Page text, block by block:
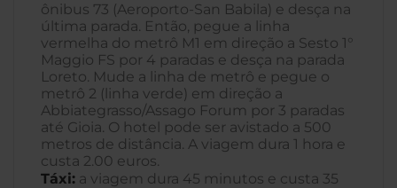
ônibus 73 (Aeroporto-San Babila) e desça na
última parada. Então, pegue a linha
vermelha do metrô M1 em direção a Sesto 1°
Maggio FS por 4 paradas e desça na parada
Loreto. Mude a linha de metrô e pegue o
metrô 2 (linha verde) em direção a
Abbiategrasso/Assago Forum por 3 paradas
até Gioia. O hotel pode ser avistado a 500
metros de distância. A viagem dura 1 hora e
custa 2.00 euros.
Táxi: a viagem dura 45 minutos e custa 35